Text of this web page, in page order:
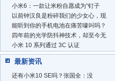
小米6：一款让米粉自愿成为“钉子
以前钟汉良是粉碎我们的少女心，现
能听到你的手机电池在痛苦嚎叫吗？
四年前的光学防抖神技术，却至今无
小米 10 系列通过 3C 认证
最新资讯
还有小米10 SE吗？张国全：没